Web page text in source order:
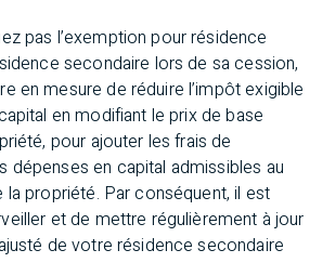
pas l’exemption pour résidence
secondaire lors de sa cession,
en mesure de réduire l’impôt exigible
en modifiant le prix de base
pour ajouter les frais de
dépenses en capital admissibles au
la propriété. Par conséquent, il est
et de mettre régulièrement à jour
de votre résidence secondaire